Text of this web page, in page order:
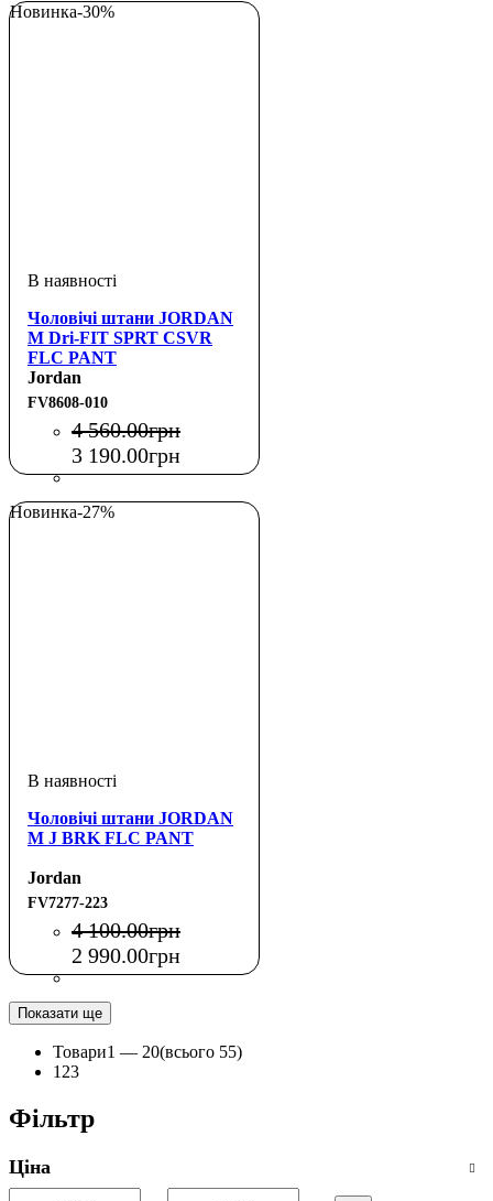
Новинка-30%
Чоловічі штани JORDAN
M Dri-FIT SPRT CSVR
FLC PANT
Jordan
FV8608-010
4 560.00грн
3 190.00грн
Новинка-27%
Чоловічі штани JORDAN
M J BRK FLC PANT
Jordan
FV7277-223
4 100.00грн
2 990.00грн
Показати ще
Товари1 — 20(всього 55)
1 23
Фільтр
Ціна